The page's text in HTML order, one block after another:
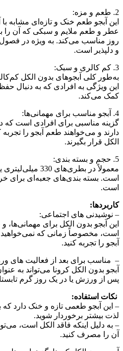
2. طعم و مزه:
این آبجو طعم خنک و تازه‌ای مشابه با
عطر و طعم ملایم و سبکی که آن را
روز مناسب می‌کند. به‌ ویژه در
و دلپذیر است.
3. کم کالری و سبک:
به‌طور کلی آبجوهای بدون الکل
این ویژگی به افرادی که به دنبال
کمک می‌کند.
4. آبجو مناسب برای مهمانی‌ها:
گزینه مناسبی برای افرادی است
دارند و می‌خواهند طعم آبجو را تجربه
الکل قرار بگیرند.
5. حجم و بسته‌ بندی:
معمولاً در
است. بسته‌ بندی‌های جعبه‌ای برای
است.
کاربردها:
– نوشیدنی‌ های اجتماعی:
این آبجو بدون الکل برای
است، مخصوصاً زمانی که
آبجو را تجربه کنید.
– مناسب برای بعد از فعالیت‌ های
آبجو بدون الکل کرونا می‌تواند به‌
پس از ورزش یا در یک روز گرم
نکات استفاده:
– این آبجو طعمی تازه و خنک دارد
لذت بیشتر برخوردار شوید.
– به‌ دلیل اینکه فاقد الکل است،
آن را مصرف کنید.